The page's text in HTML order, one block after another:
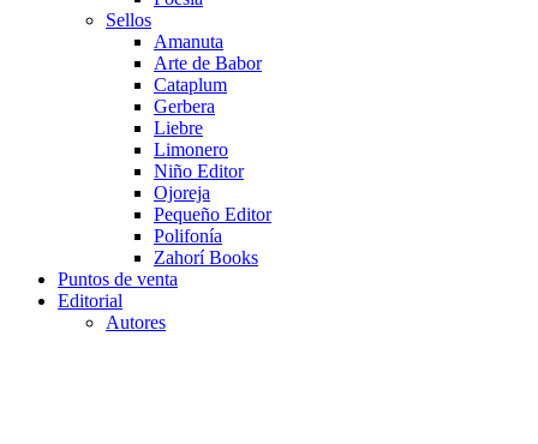
Sellos
Amanuta
Arte de Babor
Cataplum
Gerbera
Liebre
Limonero
Niño Editor
Ojoreja
Pequeño Editor
Polifonía
Zahorí Books
Puntos de venta
Editorial
Autores